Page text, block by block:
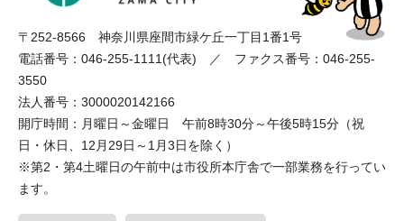
〒252-8566 神奈川県座間市緑ケ丘一丁目1番1号
電話番号：046-255-1111(代表) ／ ファクス番号：046-255-
3550
法人番号：3000020142166
開庁時間：月曜日～金曜日 午前8時30分～午後5時15分（祝
日・休日、12月29日～1月3日を除く）
※第2・第4土曜日の午前中は市役所本庁舎で一部業務を行ってい
ます。